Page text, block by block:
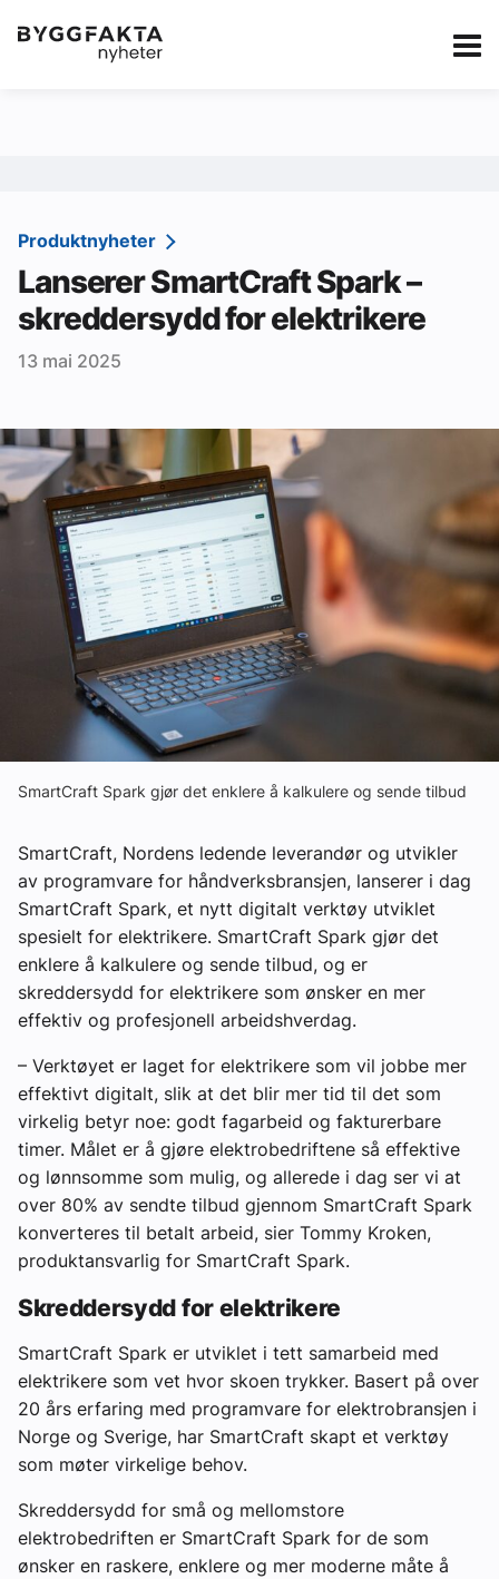
Kategorier Jobbmarkedet Annonsere i
Redaksjonen
Om Byggfakta
Annonsere
Tips oss
Ledige stillinger
eBlad
Aktivitetskalender
Bransjekommentar
Nyheter
Aktuelle prosjekter
Produktnyheter
Lanserer SmartCraft Spark –
skreddersydd for elektrikere
13 mai 2025
SmartCraft Spark gjør det enklere å kalkulere og sende tilbud
SmartCraft, Nordens ledende leverandør og utvikler
av programvare for håndverksbransjen, lanserer i dag
SmartCraft Spark, et nytt digitalt verktøy utviklet
spesielt for elektrikere. SmartCraft Spark gjør det
enklere å kalkulere og sende tilbud, og er
skreddersydd for elektrikere som ønsker en mer
effektiv og profesjonell arbeidshverdag.
– Verktøyet er laget for elektrikere som vil jobbe mer
effektivt digitalt, slik at det blir mer tid til det som
virkelig betyr noe: godt fagarbeid og fakturerbare
timer. Målet er å gjøre elektrobedriftene så effektive
og lønnsomme som mulig, og allerede i dag ser vi at
over 80% av sendte tilbud gjennom SmartCraft Spark
konverteres til betalt arbeid, sier Tommy Kroken,
produktansvarlig for SmartCraft Spark.
Skreddersydd for elektrikere
SmartCraft Spark er utviklet i tett samarbeid med
elektrikere som vet hvor skoen trykker. Basert på over
20 års erfaring med programvare for elektrobransjen i
Norge og Sverige, har SmartCraft skapt et verktøy
som møter virkelige behov.
Skreddersydd for små og mellomstore
elektrobedriften er SmartCraft Spark for de som
ønsker en raskere, enklere og mer moderne måte å